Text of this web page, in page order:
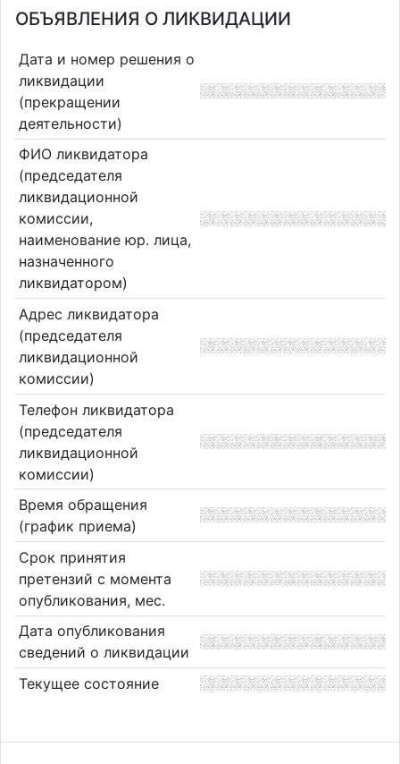
ОБЪЯВЛЕНИЯ О ЛИКВИДАЦИИ
Дата и номер решения о
ликвидации
(прекращении
деятельности)
ФИО ликвидатора
(председателя
ликвидационной
комиссии,
наименование юр. лица,
назначенного
ликвидатором)
Адрес ликвидатора
(председателя
ликвидационной
комиссии)
Телефон ликвидатора
(председателя
ликвидационной
комиссии)
Время обращения
(график приема)
Срок принятия
претензий с момента
опубликования, мес.
Дата опубликования
сведений о ликвидации
Текущее состояние